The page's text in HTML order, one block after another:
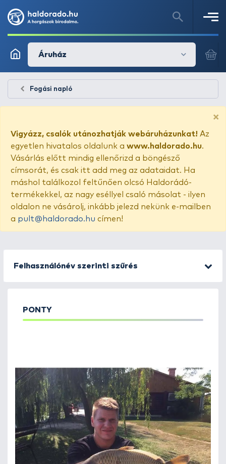
Áruház
Fogási napló
×
Vigyázz, csalók utánozhatják webáruházunkat! Az
egyetlen hivatalos oldalunk a www.haldorado.hu.
Vásárlás előtt mindig ellenőrizd a böngésző
címsorát, és csak itt add meg az adataidat. Ha
máshol találkozol feltűnően olcsó Haldorádó-
termékekkel, az nagy eséllyel csaló másolat - ilyen
oldalon ne vásárolj, inkább jelezd nekünk e-mailben
a pult@haldorado.hu címen!
Felhasználónév szerinti szűrés
PONTY